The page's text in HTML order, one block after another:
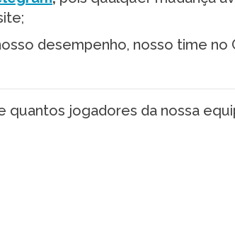
desempenho, nosso time no
quantos jogadores da nossa